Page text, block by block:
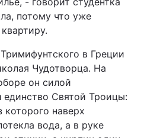
потому что уже
в Греции
Чудотворца. На
он силой
единство Святой Троицы:
наверх
вода, а в руке